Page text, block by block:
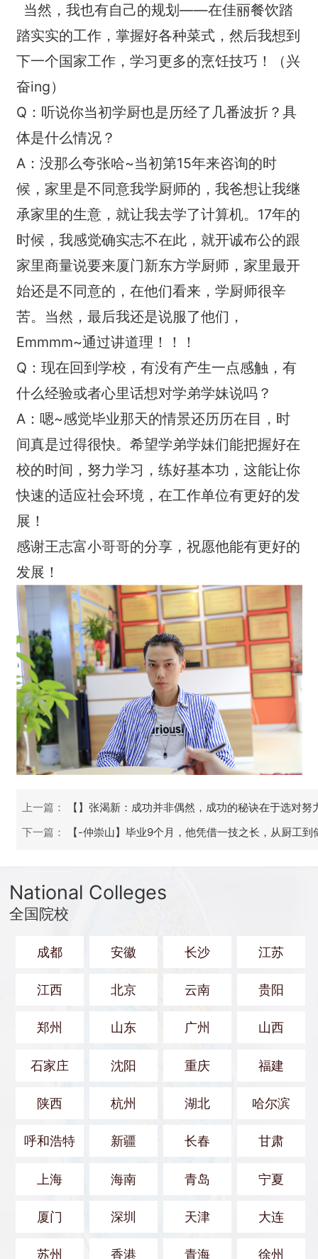
当然，我也有自己的规划——在佳丽餐饮踏
踏实实的工作，掌握好各种菜式，然后我想到
下一个国家工作，学习更多的烹饪技巧！（兴
奋ing）
Q：听说你当初学厨也是历经了几番波折？具
体是什么情况？
A：没那么夸张哈~当初第15年来咨询的时
候，家里是不同意我学厨师的，我爸想让我继
承家里的生意，就让我去学了计算机。17年的
时候，我感觉确实志不在此，就开诚布公的跟
家里商量说要来厦门新东方学厨师，家里最开
始还是不同意的，在他们看来，学厨师很辛
苦。当然，最后我还是说服了他们，
Emmmm~通过讲道理！！！
Q：现在回到学校，有没有产生一点感触，有
什么经验或者心里话想对学弟学妹说吗？
A：嗯~感觉毕业那天的情景还历历在目，时
间真是过得很快。希望学弟学妹们能把握好在
校的时间，努力学习，练好基本功，这能让你
快速的适应社会环境，在工作单位有更好的发
展！
感谢王志富小哥哥的分享，祝愿他能有更好的
发展！
上一篇：
【】张渴新：成功并非偶然，成功的秘诀在于选对努
下一篇：
【-仲崇山】毕业9个月，他凭借一技之长，从厨工到
National Colleges
全国院校
成都 安徽 长沙 江苏
江西 北京 云南 贵阳
郑州 山东 广州 山西
石家庄 沈阳 重庆 福建
陕西 杭州 湖北 哈尔滨
呼和浩特 新疆 长春 甘肃
上海 海南 青岛 宁夏
厦门 深圳 天津 大连
苏州 香港 青海 徐州